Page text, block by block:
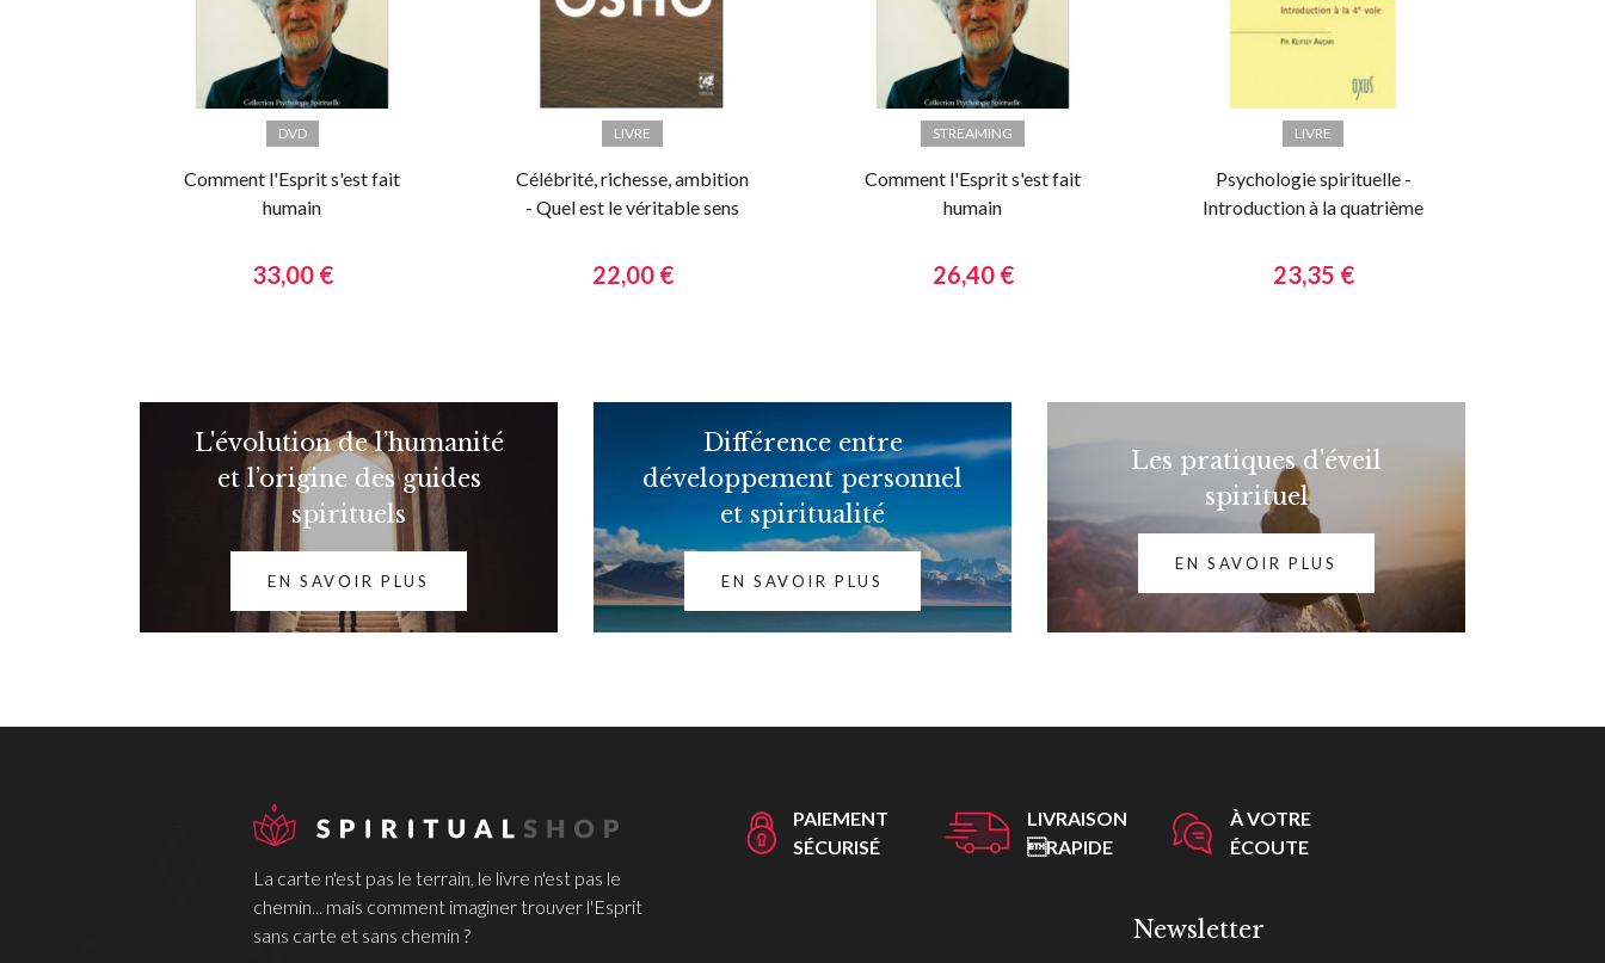
DVD
Comment l'Esprit s'est fait
humain
33,00 €
LIVRE
Célébrité, richesse, ambition
- Quel est le véritable sens
22,00 €
STREAMING
Comment l'Esprit s'est fait
humain
26,40 €
LIVRE
Psychologie spirituelle -
Introduction à la quatrième
23,35 €
L'évolution de l’humanité
et l’origine des guides
spirituels
EN SAVOIR PLUS
Différence entre
développement personnel
et spiritualité
EN SAVOIR PLUS
Les pratiques d'éveil
spirituel
EN SAVOIR PLUS
La carte n'est pas le terrain, le livre n'est pas le
chemin... mais comment imaginer trouver l'Esprit
sans carte et sans chemin ?
PAIEMENT
SÉCURISÉ
LIVRAISON
RAPIDE
À VOTRE
ÉCOUTE
Newsletter